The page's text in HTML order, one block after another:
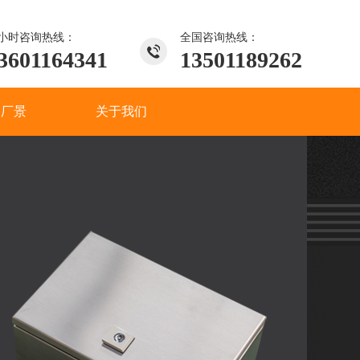
全国咨询热线：
13501189262
时咨询热线：
景 关于我们